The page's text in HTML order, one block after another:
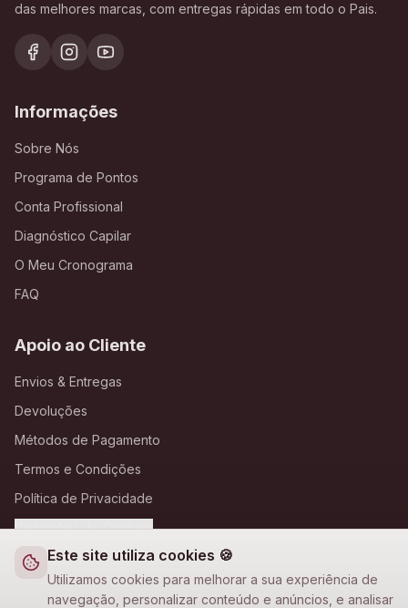
Este site utiliza cookies 🍪
Utilizamos cookies para melhorar a sua experiência de
navegação, personalizar conteúdo e anúncios, e analisar
das melhores marcas, com entregas rápidas em todo o Pais.
Informações
Sobre Nós
Programa de Pontos
Conta Profissional
Diagnóstico Capilar
O Meu Cronograma
FAQ
Apoio ao Cliente
Envios & Entregas
Devoluções
Métodos de Pagamento
Termos e Condições
Política de Privacidade
Definições de Cookies
A Loja Nova